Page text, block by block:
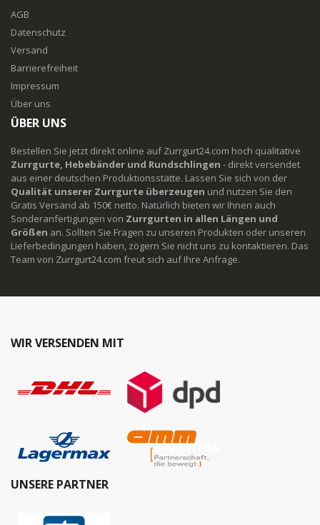
AGB
Datenschutz
Versand
Barrierefreiheit
Impressum
Über uns
ÜBER UNS
Bestellen Sie jetzt direkt online auf Zurrgurt24.com hoch qualitative
Zurrgurte, Hebebänder und Rundschlingen - direkt versendet
aus einer deutschen Produktionsstätte. Lassen Sie sich von der
Qualität unserer Zurrgurte überzeugen und nutzen Sie den
Gratis Versand ab 150€ netto. Natürlich bieten wir Ihnen auch
Sonderanfertigungen von Zurrgurten in allen Längen und
Größen an. Sollten Sie Fragen zu unseren Produkten oder unseren
Lieferbedingungen haben, zögern Sie nicht uns zu kontaktieren. Das
Team von Zurrgurt24.com freut sich auf Ihre Anfrage.
WIR VERSENDEN MIT
UNSERE PARTNER